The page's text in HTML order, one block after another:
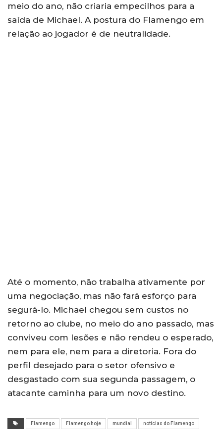
meio do ano, não criaria empecilhos para a
saída de Michael. A postura do Flamengo em
relação ao jogador é de neutralidade.
Até o momento, não trabalha ativamente por
uma negociação, mas não fará esforço para
segurá-lo. Michael chegou sem custos no
retorno ao clube, no meio do ano passado, mas
conviveu com lesões e não rendeu o esperado,
nem para ele, nem para a diretoria. Fora do
perfil desejado para o setor ofensivo e
desgastado com sua segunda passagem, o
atacante caminha para um novo destino.
Flamengo Flamengo hoje mundial notícias do Flamengo